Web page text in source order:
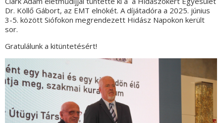
Dr. Köllő Gábort, az EMT elnökét. A díjátadóra a 2025. június
3-5. között Siófokon megrendezett Hidász Napokon került
sor.
Gratulálunk a kitüntetésért!